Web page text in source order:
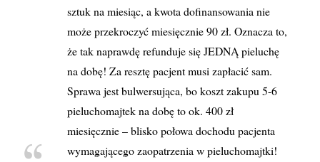
sztuk na miesiąc, a kwota dofinansowania nie
może przekroczyć miesięcznie 90 zł. Oznacza to,
że tak naprawdę refunduje się JEDNĄ pieluchę
na dobę! Za resztę pacjent musi zapłacić sam.
Sprawa jest bulwersująca, bo koszt zakupu 5-6
pieluchomajtek na dobę to ok. 400 zł
miesięcznie – blisko połowa dochodu pacjenta
wymagającego zaopatrzenia w pieluchomajtki!